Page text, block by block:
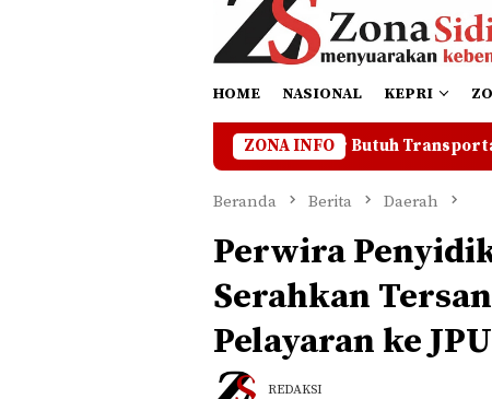
HOME NASIONAL KEPRI
ZONA INFO
Pulau Mepar Butuh Transportasi Darat, Warga Minta
Beranda Berita Daerah
Perwira
Serahkan
Pelayaran ke JPU
REDAKSI